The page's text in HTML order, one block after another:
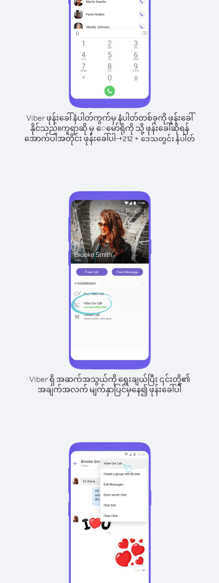
Viber ဖုန်းခေါ်နံပါတ်ကွက်မှ နံပါတ်တစ်ခုကို ဖုန်းခေါ်
နိုင်သည်။ကူရာဆို မှ ေမော်ရိုကို သို့ ဖုန်းခေါ်ဆိုရန်
အောက်ပါအတိုင်း ဖုန်းခေါ်ပါ-+212+ ဒေသတွင်း နံပါတ်
Viber ရှိ အဆက်အသွယ်ကို ရွေးချယ်ပြီး ၎င်းတို့၏
အချက်အလက် မျက်နှာပြင်မှနေ၍ ဖုန်းခေါ်ပါ